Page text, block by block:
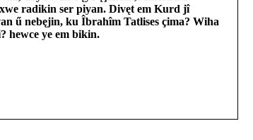
radikin ser piyan. Divęt em Kurd jî
ű nebęjin, ku Îbrahîm Tatlises çima? Wiha
hewce ye em bikin.